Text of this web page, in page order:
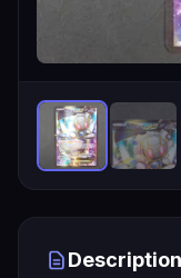
Description